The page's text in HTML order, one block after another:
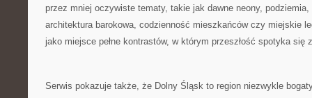
przez mniej oczywiste tematy, takie jak dawne neony,
architektura barokowa, codzienność mieszkańców czy miejskie
jako miejsce pełne kontrastów, w którym przeszłość spotyka się
Serwis pokazuje także, że Dolny Śląsk to region niezwykle